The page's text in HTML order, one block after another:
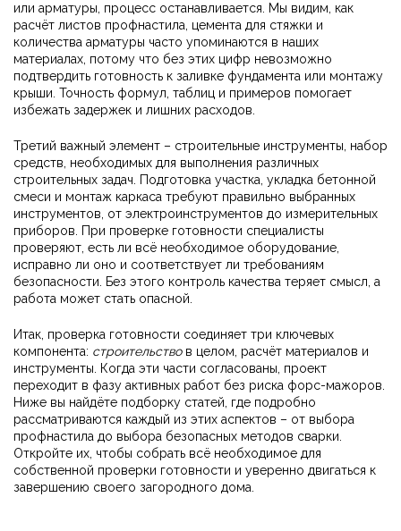
или арматуры, процесс останавливается. Мы видим, как
расчёт листов профнастила, цемента для стяжки и
количества арматуры часто упоминаются в наших
материалах, потому что без этих цифр невозможно
подтвердить готовность к заливке фундамента или монтажу
крыши. Точность формул, таблиц и примеров помогает
избежать задержек и лишних расходов.
Третий важный элемент – строительные инструменты набор
средств, необходимых для выполнения различных
строительных задач . Подготовка участка, укладка бетонной
смеси и монтаж каркаса требуют правильно выбранных
инструментов, от электроинструментов до измерительных
приборов. При проверке готовности специалисты
проверяют, есть ли всё необходимое оборудование,
исправно ли оно и соответствует ли требованиям
безопасности. Без этого контроль качества теряет смысл, а
работа может стать опасной.
Итак, проверка готовности соединяет три ключевых
компонента: строительствов целом, расчёт материалов и
инструменты. Когда эти части согласованы, проект
переходит в фазу активных работ без риска форс-мажоров.
Ниже вы найдёте подборку статей, где подробно
рассматриваются каждый из этих аспектов – от выбора
профнастила до выбора безопасных методов сварки.
Откройте их, чтобы собрать всё необходимое для
собственной проверки готовности и уверенно двигаться к
завершению своего загородного дома.